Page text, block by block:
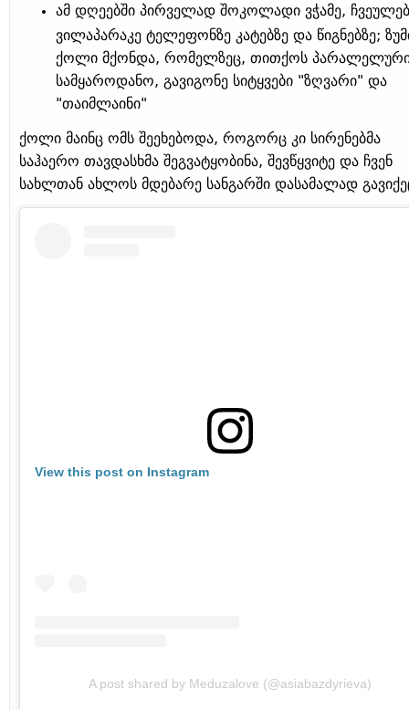
ამ დღეებში პირველად შოკოლადი ვჭამე,
ვილაპარაკე ტელეფონზე კატებზე და წიგნებზე;
ქოლი მქონდა, რომელზეც, თითქოს
სამყაროდანო, გავიგონე სიტყვები "ზღვარი" და
"თაიმლაინი"
ქოლი მაინც ომს შეეხებოდა, როგორც კი სირენებმა
საჰაერო თავდასხმა შეგვატყობინა, შევწყვიტე და ჩვენ
სახლთან ახლოს მდებარე სანგარში დასამალად
View this post on Instagram
A post shared by Meduzalove (@asiabazdyrieva)